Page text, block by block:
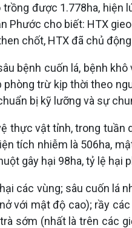
được 1.778ha,
Phước cho biết: HTX
chốt, HTX đã chủ
bệnh cuốn lá, bệnh
trừ kịp thời theo
bị kỹ lưỡng và sự
thực vật tỉnh, trong
tích nhiễm là 506ha,
gây hại 98ha, tỷ lệ hại
các vùng; sâu cuốn lá
với mật độ cao); rầy
sớm (nhất là trên các